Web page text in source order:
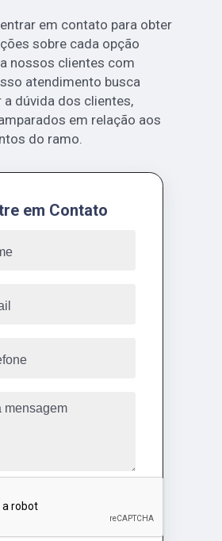
em contato para obter
sobre cada opção
nossos clientes com
atendimento busca
a dúvida dos clientes,
em relação aos
do ramo.
em Contato